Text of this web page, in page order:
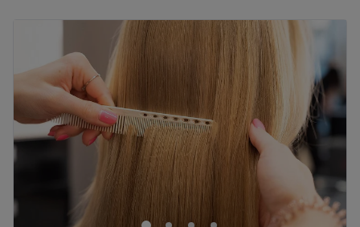
08:30
08:30 –
19:30
Giovedì
08:30 –
Venerdì
08:30 –
19:30
Sabato
08:30 –
19:30
Domenica
Chiuso
GF Parrucchieri è un hair salon situato a Gioia del Colle,
in provincia di Bari. In questo salone bellezza e benessere
si incontrano per regalarti un’esperienza unica e risultati
impeccabili.